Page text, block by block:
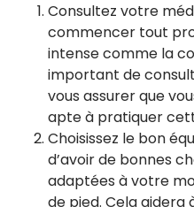
Consultez votre
commencer tout
intense comme la
important de
vous assurer que
apte à pratiquer
Choisissez le bon
d’avoir de bonnes
adaptées à votre
de pied. Cela aidera